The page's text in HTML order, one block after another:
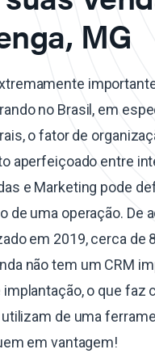
MG
no Brasil, em
o fator de
aperfeiçoado entre
e Marketing pode
de uma operação. De
em 2019, cerca de
não tem um CRM
o que faz
de uma
em vantagem!